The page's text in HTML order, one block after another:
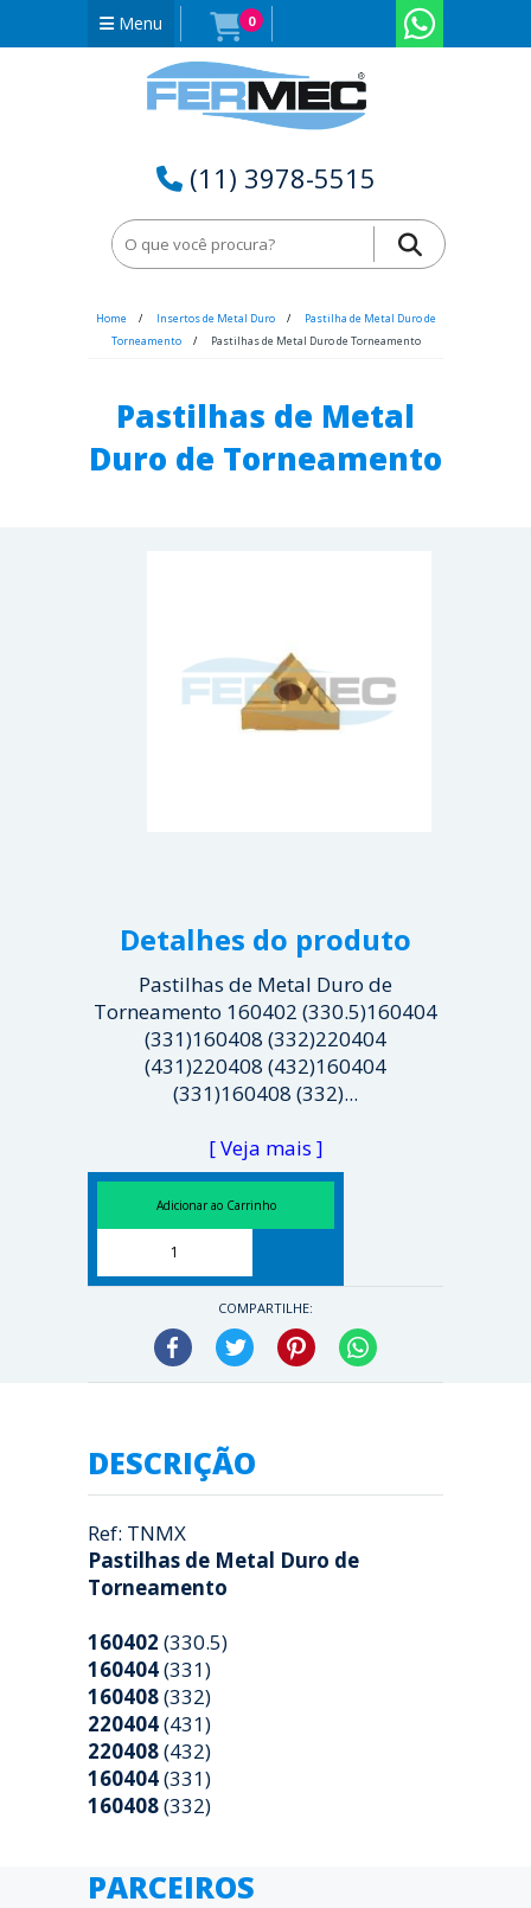
Menu 0
(11) 3978-5515
Home Insertos de Metal Duro
Pastilha de Metal Duro de
Torneamento
Pastilhas de Metal Duro de Torneamento
Pastilhas de Metal
Duro de Torneamento
Detalhes do produto
Pastilhas de Metal Duro de
Torneamento 160402 (330.5)160404
(331)160408 (332)220404
(431)220408 (432)160404
(331)160408 (332)...
[ Veja mais ]
COMPARTILHE:
Facebook Twitter Pinterest
DESCRIÇÃO
Ref: TNMX
Pastilhas de Metal Duro de
Torneamento
160402 (330.5)
160404(331)
160408(332)
220404(431)
220408(432)
160404(331)
160408(332)
PARCEIROS